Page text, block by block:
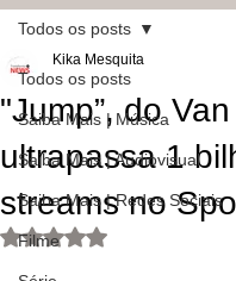
Todos os posts
Saiba Mais | Música
Saiba Mais | Audiovisual
Saiba Mais | Redes Sociais
Filme
Todos os posts
"Jump”, do
ultrapassa 1
streams no
Kika Mesquita
Avaliado com NaN de 5